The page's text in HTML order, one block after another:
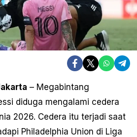
– Megabintang
diduga mengalami cedera
2026. Cedera itu terjadi saat
Philadelphia Union di Liga